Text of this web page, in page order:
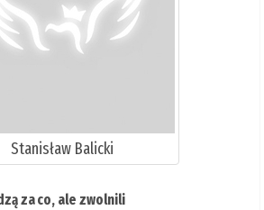
Stanisław Balicki
za co, ale zwolnili